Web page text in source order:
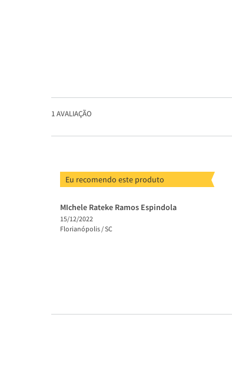
1AVALIAÇÃO
Eu recomendo este produto
MIchele Rateke Ramos Espindola
15/12/2022
Florianópolis /SC